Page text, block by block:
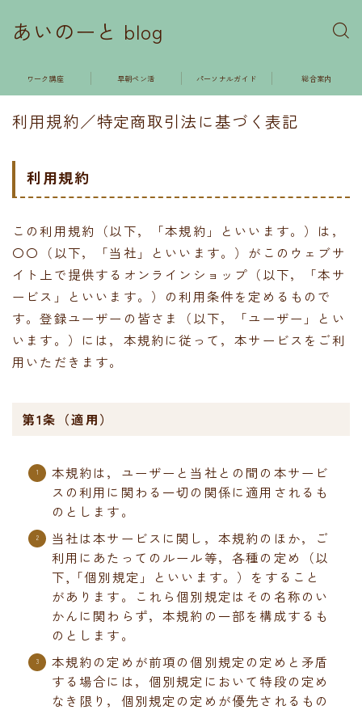
あいのーと blog
ワーク講座 早朝ペン活 パーソナルガイド 総合案内
利用規約／特定商取引法に基づく表記
利用規約
この利用規約（以下，「本規約」といいます。）は，
〇〇（以下，「当社」といいます。）がこのウェブサ
イト上で提供するオンラインショップ（以下，「本サ
ービス」といいます。）の利用条件を定めるもので
す。登録ユーザーの皆さま（以下，「ユーザー」とい
います。）には，本規約に従って，本サービスをご利
用いただきます。
第1条（適用）
本規約は，ユーザーと当社との間の本サービ
スの利用に関わる一切の関係に適用されるも
のとします。
当社は本サービスに関し，本規約のほか，ご
利用にあたってのルール等，各種の定め（以
下,「個別規定」といいます。）をすること
があります。これら個別規定はその名称のい
かんに関わらず，本規約の一部を構成するも
のとします。
本規約の定めが前項の個別規定の定めと矛盾
する場合には，個別規定において特段の定め
なき限り，個別規定の定めが優先されるもの